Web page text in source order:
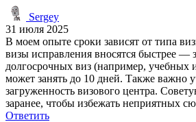
Sergey
31 июля 2025
В моем опыте сроки зависят от типа
визы исправления вносятся быстрее —
долгосрочных виз (например, учебных
может занять до 10 дней. Также важно
загруженность визового центра.
заранее, чтобы избежать неприятных
Ответить